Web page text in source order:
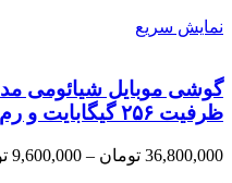
نمایش سریع
ظرفیت ۲۵۶ گیگابایت و رم ۸ گیگابایت
36,800,000 تومان –
9,600,000